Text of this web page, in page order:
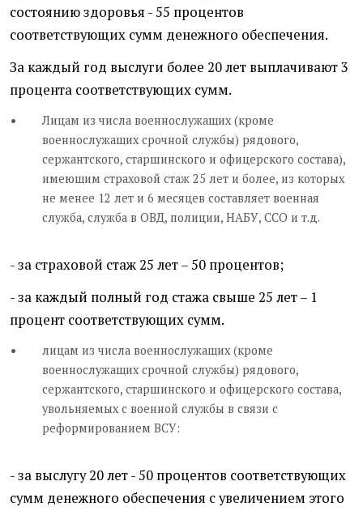
состоянию здоровья - 55 процентов
соответствующих сумм денежного обеспечения.
За каждый год выслуги более 20 лет выплачивают 3
процента соответствующих сумм.
Лицам из числа военнослужащих (кроме
военнослужащих срочной службы) рядового,
сержантского, старшинского и офицерского состава),
имеющим страховой стаж 25 лет и более, из которых
не менее 12 лет и 6 месяцев составляет военная
служба, служба в ОВД, полиции, НАБУ, ССО и т.д.
- за страховой стаж 25 лет – 50 процентов;
- за каждый полный год стажа свыше 25 лет – 1
процент соответствующих сумм.
лицам из числа военнослужащих (кроме
военнослужащих срочной службы) рядового,
сержантского, старшинского и офицерского состава,
увольняемых с военной службы в связи с
реформированием ВСУ:
- за выслугу 20 лет - 50 процентов соответствующих
сумм денежного обеспечения с увеличением этого